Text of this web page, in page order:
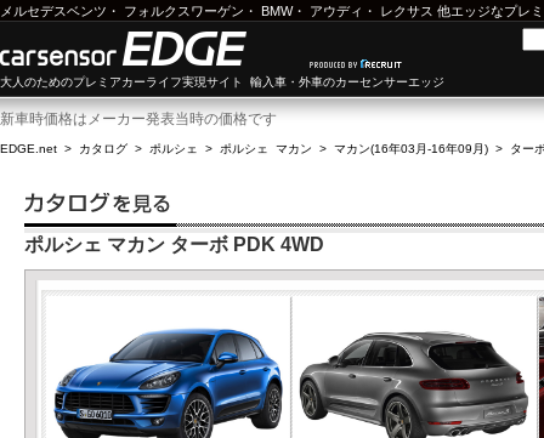
メルセデスベンツ ・ フォルクスワーゲン ・ BMW・ アウディ ・ レクサス 他エッジなプレ
大人のためのプレミアカーライフ実現サイト 輸入車・外車のカーセンサーエッジ
新車時価格はメーカー発表当時の価格です
EDGE.net > カタログ > ポルシェ > ポルシェ マカン > マカン(16年03月-16年09月) > ター
ポルシェ マカン ターボ PDK 4WD